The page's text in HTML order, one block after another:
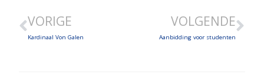
VORIGE
Kardinaal Von Galen
VOLGENDE
Aanbidding voor studenten